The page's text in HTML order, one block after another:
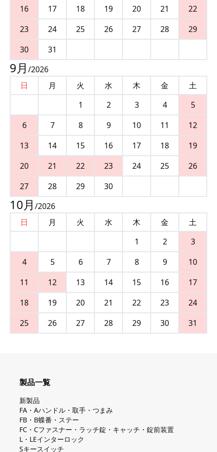
16
17 18 19 20 21
22
23
24 25 26 27 28
29
30
31
9月 /2026
日
月 火 水 木 金
土
1
2 3 4
5
6
7 8 9 10 11
12
13
14 15 16 17 18
19
20
21 22 23 24 25
26
27
28 29 30
10月 /2026
日
月 火 水 木 金
土
1
2
3
4
5 6 7 8 9
10
11
12 13 14 15 16
17
18
19 20 21 22 23
24
25
26 27 28 29 30 31
製品一覧
新製品
FA・Aハンドル・取手・つまみ
FB・B蝶番・ステー
FC・Cファスナー・ラッチ錠・キャッチ・錠前装置
L・LEインターロック
Sキースイッチ